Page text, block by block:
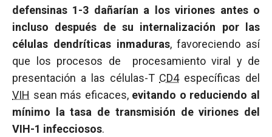
defensinas 1-3 dañarían a los viriones antes o
incluso después de su internalización por las
células dendríticas inmaduras, favoreciendo así
que los procesos de procesamiento viral y de
presentación a las células-T CD4específicas del
VIH sean más eficaces, evitando o reduciendo al
mínimo la tasa de transmisión de viriones del
VIH-1 infecciosos.